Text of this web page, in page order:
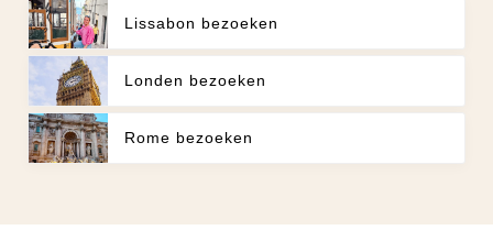
Lissabon bezoeken
Londen bezoeken
Rome bezoeken